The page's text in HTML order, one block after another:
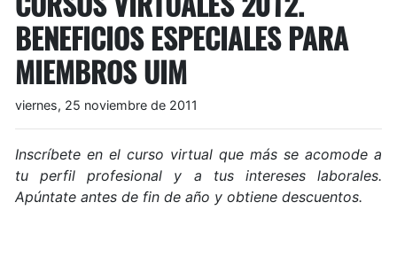
BENEFICIOS ESPECIALES PARA
MIEMBROS UIM
viernes, 25 noviembre de 2011
Inscríbete en el curso virtual que más se acomode a
tu perfil profesional y a tus intereses laborales.
Apúntate antes de fin de año y obtiene descuentos.